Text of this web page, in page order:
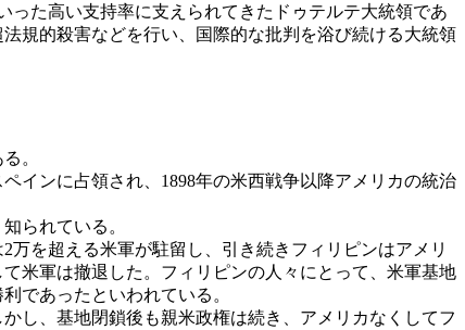
った高い支持率に支えられてきたドゥテルテ大統領であ
規的殺害などを行い、国際的な批判を浴び続ける大統領
。
インに占領され、1898年の米西戦争以降アメリカの統治
られている。
を超える米軍が駐留し、引き続きフィリピンはアメリ
米軍は撤退した。フィリピンの人々にとって、米軍基地
であったといわれている。
し、基地閉鎖後も親米政権は続き、アメリカなくしてフ